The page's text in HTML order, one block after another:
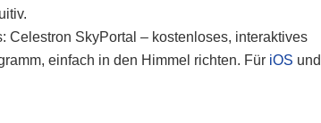
Celestron SkyPortal – kostenloses, interaktives
einfach in den Himmel richten. Für iOS und